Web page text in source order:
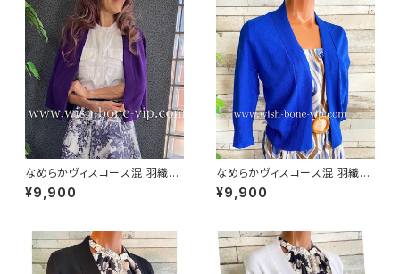
なめらかヴィスコース混 羽織り
カーディガン USAインポート/パ
ープル
¥9,900
なめらかヴィスコース混 羽織り
カーディガン USAインポート/ブ
ルー
¥9,900